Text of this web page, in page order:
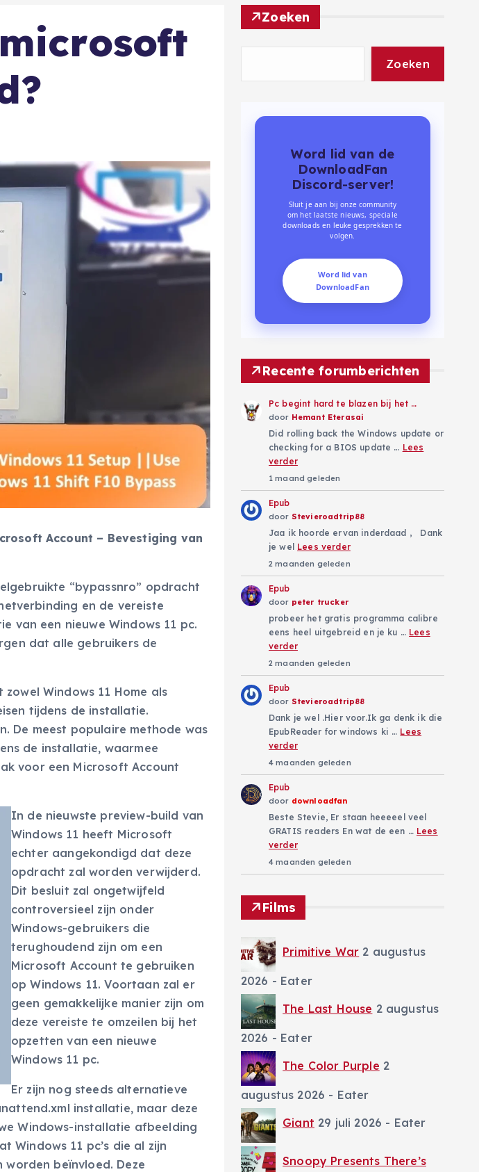
Account – Bevestiging van
“bypassnro” opdracht
en de vereiste
van een nieuwe Windows 11 pc.
dat alle gebruikers de
Windows 11 Home als
tijdens de installatie.
De meest populaire methode was
de installatie, waarmee
voor een Microsoft Account
In de nieuwste preview-build van
Windows 11 heeft Microsoft
echter aangekondigd dat deze
opdracht zal worden verwijderd.
Dit besluit zal ongetwijfeld
controversieel zijn onder
Windows-gebruikers die
terughoudend zijn om een
Microsoft Account te gebruiken
op Windows 11. Voortaan zal er
geen gemakkelijke manier zijn om
deze vereiste te omzeilen bij het
opzetten van een nieuwe
Windows 11 pc.
Er zijn nog steeds alternatieve
installatie, maar deze
Windows-installatie afbeelding
Windows 11 pc’s die al zijn
beïnvloed. Deze
Zoeken
Zoeken
Word lid van de
DownloadFan
Discord-server!
Sluit je aan bij onze community
om het laatste nieuws, speciale
downloads en leuke gesprekken te
volgen.
Word lid van
DownloadFan
Recente forumberichten
Pc begint hard te blazen bij het …
door Hemant Eterasai
Did rolling back the Windows update or
checking for a BIOS update … Lees
verder
1 maand geleden
Epub
door Stevieroadtrip88
Jaa ik hoorde ervan inderdaad , Dank
je wel Lees verder
2 maanden geleden
Epub
door peter trucker
probeer het gratis programma calibre
eens heel uitgebreid en je ku … Lees
verder
2 maanden geleden
Epub
door Stevieroadtrip88
Dank je wel .Hier voor.Ik ga denk ik die
EpubReader for windows ki … Lees
verder
4 maanden geleden
Epub
door downloadfan
Beste Stevie, Er staan heeeeel veel
GRATIS readers En wat de een … Lees
verder
4 maanden geleden
Films
Primitive War 2 augustus
2026 - Eater
The Last House 2 augustus
2026 - Eater
The Color Purple 2
augustus 2026 - Eater
Giant 29 juli 2026 - Eater
Snoopy Presents There’s